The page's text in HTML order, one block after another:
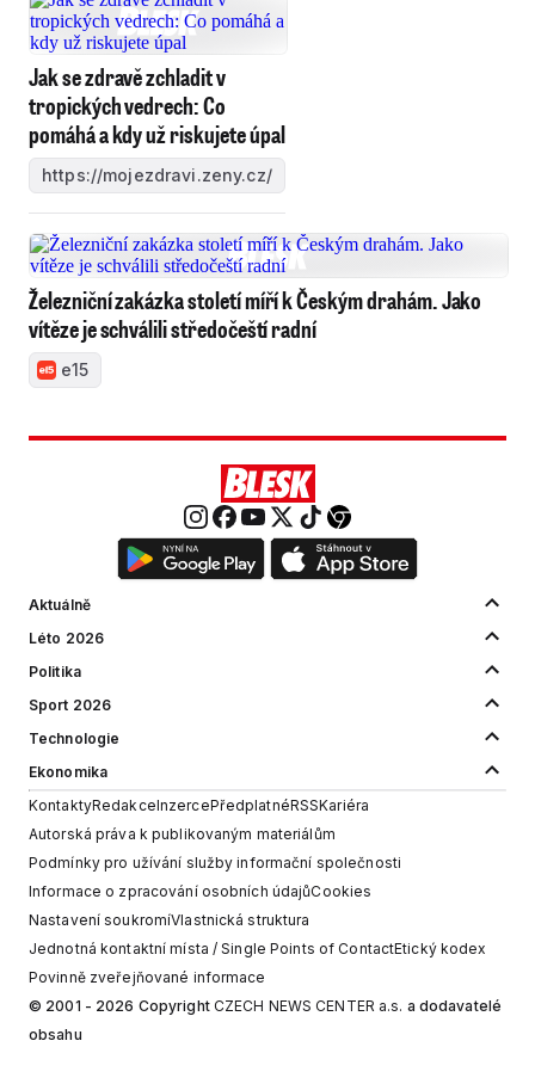
Jak se zdravě zchladit v
tropických vedrech: Co
pomáhá a kdy už riskujete úpal
https://mojezdravi.zeny.cz/
Železniční zakázka století míří k Českým drahám. Jako
vítěze je schválili středočeští radní
e15
Aktuálně
Léto 2026
Politika
Sport 2026
Technologie
Ekonomika
KontaktyRedakceInzercePředplatnéRSSKariéra
Autorská práva k publikovaným materiálům
Podmínky pro užívání služby informační společnosti
Informace o zpracování osobních údajůCookies
Nastavení soukromíVlastnická struktura
Jednotná kontaktní místa / Single Points of ContactEtický kodex
Povinně zveřejňované informace
© 2001 - 2026 Copyright CZECH NEWS CENTER a.s. a dodavatelé
obsahu